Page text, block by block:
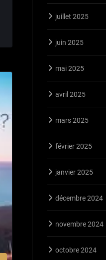
juillet 2025
juin 2025
mai 2025
avril 2025
mars 2025
février 2025
janvier 2025
décembre 2024
novembre 2024
octobre 2024